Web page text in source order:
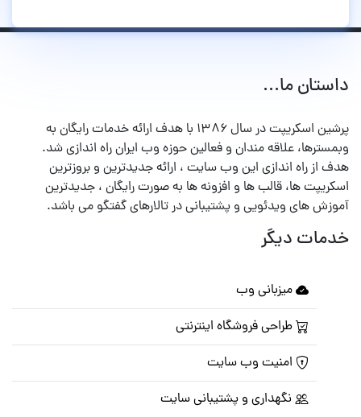
داستان ما...
پرشین اسکریپت در سال ۱۳۸۶ با هدف ارائه خدمات رایگان به
وبمسترها، علاقه مندان و فعالین حوزه وب ایران راه اندازی شد.
هدف از راه اندازی این وب سایت ، ارائه جدیدترین و بروزترین
اسکریپت ها، قالب ها و افزونه ها به صورت رایگان ، جدیدترین
آموزش های ویدئویی و پشتیبانی در تالارهای گفتگو می باشد.
خدمات دیگر
میزبانی وب
طراحی فروشگاه اینترنتی
امنیت وب سایت
نگهداری و پشتیبانی سایت